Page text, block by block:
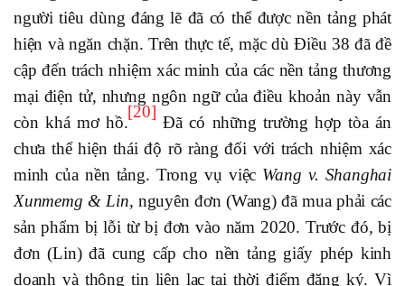
người tiêu dùng đáng lẽ đã có thể được nền tảng phát
hiện và ngăn chặn. Trên thực tế, mặc dù Điều 38 đã đề
cập đến trách nhiệm xác minh của các nền tảng thương
mại điện tử, nhưng ngôn ngữ của điều khoản này vẫn
còn khá mơ hồ.
[20]
Đã có những trường hợp tòa án
chưa thể hiện thái độ rõ ràng đối với trách nhiệm xác
minh của nền tảng. Trong vụ việc Wang v. Shanghai
Xunmemg & Lin, nguyên đơn (Wang) đã mua phải các
sản phẩm bị lỗi từ bị đơn vào năm 2020. Trước đó, bị
đơn (Lin) đã cung cấp cho nền tảng giấy phép kinh
doanh và thông tin liên lạc tại thời điểm đăng ký. Vì